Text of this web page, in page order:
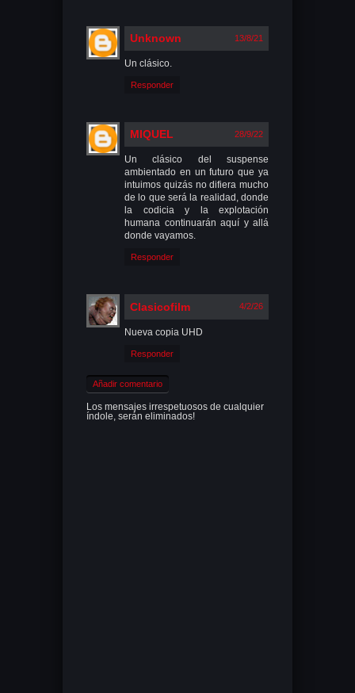
Unknown 13/8/21
Un clásico.
Responder
MIQUEL 28/9/22
Un clásico del suspense
ambientado en un futuro que ya
intuimos quizás no difiera mucho
de lo que será la realidad, donde
la codicia y la explotación
humana continuarán aquí y allá
donde vayamos.
Responder
Clasicofilm 4/2/26
Nueva copia UHD
Responder
Añadir comentario
Los mensajes irrespetuosos de cualquier
índole, serán eliminados!